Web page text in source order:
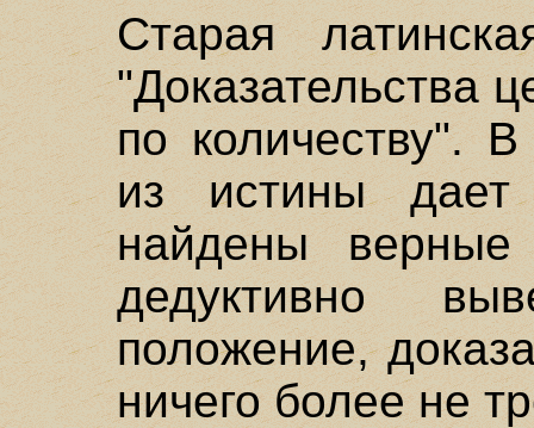
Старая
"Доказательства
по количеству".
из истины дает
найдены
дедуктивно
положение,
ничего более не